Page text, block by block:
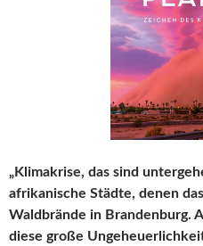
„Klimakrise, das sind
afrikanische Städte, denen
Waldbrände in Brandenburg.
diese große